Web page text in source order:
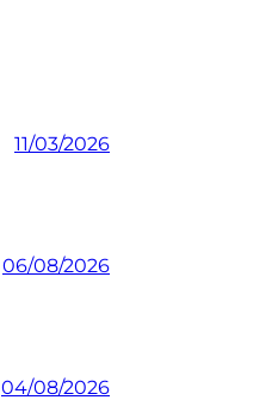
11/03/2026
06/08/2026
04/08/2026